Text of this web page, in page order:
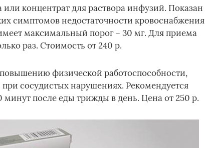
концентрат для раствора инфузий. Показан
симптомов недостаточности кровоснабжения
максимальный порог – 30 мг. Для приема
раз. Стоимость от 240 р.
физической работоспособности,
сосудистых нарушениях. Рекомендуется
минут после еды трижды в день. Цена от 250 р.